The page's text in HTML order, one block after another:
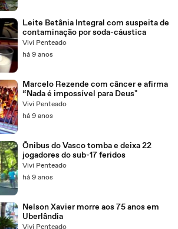
Leite Betânia Integral com suspeita de
contaminação por soda-cáustica
Vivi Penteado
há 9 anos
Marcelo Rezende com câncer e afirma
“Nada é impossível para Deus"
Vivi Penteado
há 9 anos
Ônibus do Vasco tomba e deixa 22
jogadores do sub-17 feridos
Vivi Penteado
há 9 anos
Nelson Xavier morre aos 75 anos em
Uberlândia